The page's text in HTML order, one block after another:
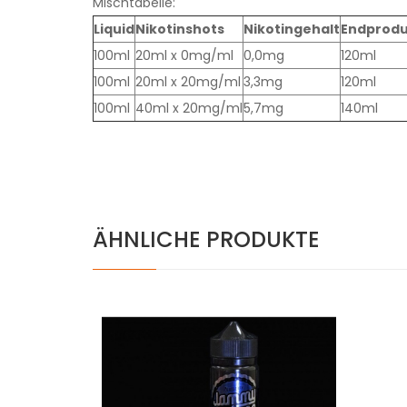
LiquidNikotinshots Nikotingehalt
100ml 20ml x 0mg/ml 0,0mg
120ml
100ml 20ml x 20mg/ml 3,3mg
120ml
100ml 40ml x 20mg/ml5,7mg 140ml
ÄHNLICHE PRODUKTE